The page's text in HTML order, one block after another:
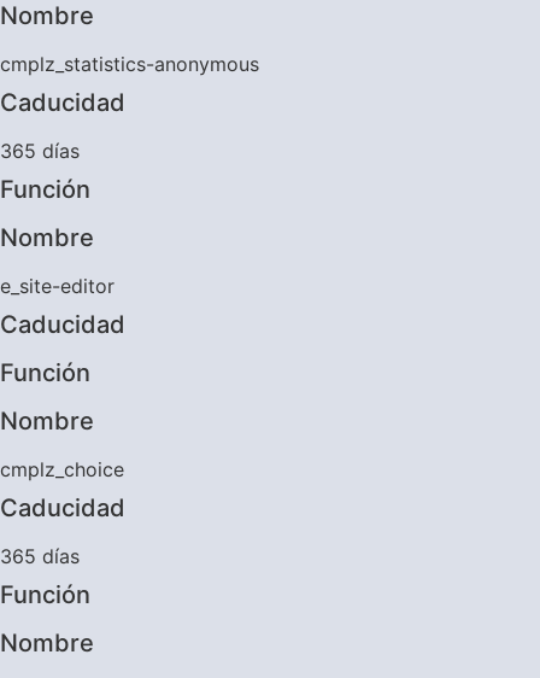
Nombre
cmplz_statistics-anonymous
Caducidad
365 días
Función
Nombre
e_site-editor
Caducidad
Función
Nombre
cmplz_choice
Caducidad
365 días
Función
Nombre